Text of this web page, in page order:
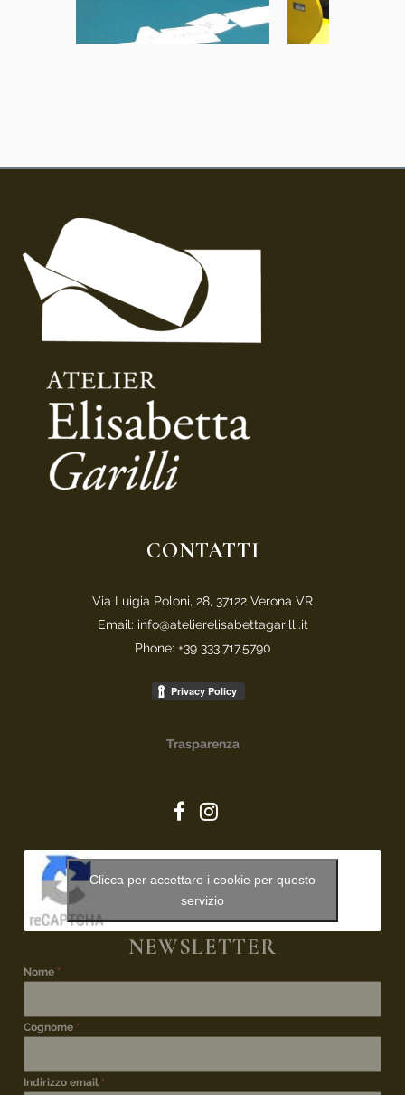
CONTATTI
Via Luigia Poloni, 28, 37122 Verona VR
Email: info@atelierelisabettagarilli.it
Phone: +39 333.717.5790
Trasparenza
Clicca per accettare i cookie per questo
servizio
NEWSLETTER
Nome *
Cognome *
Indirizzo email *